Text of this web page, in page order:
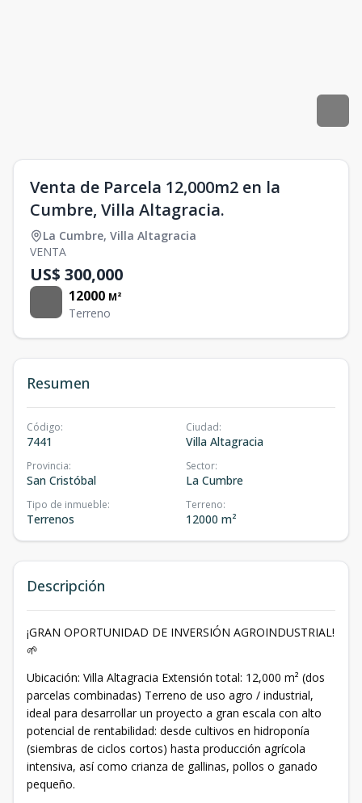
Venta de Parcela 12,000m2 en la
Cumbre, Villa Altagracia.
La Cumbre, Villa Altagracia
VENTA
US$ 300,000
12000 M²
Terreno
Resumen
Código:
7441
Ciudad:
Villa Altagracia
Provincia:
San Cristóbal
Sector:
La Cumbre
Tipo de inmueble:
Terrenos
Terreno:
12000 m²
Descripción
¡GRAN OPORTUNIDAD DE INVERSIÓN AGROINDUSTRIAL!
🌱
Ubicación: Villa Altagracia Extensión total: 12,000 m² (dos
parcelas combinadas) Terreno de uso agro / industrial,
ideal para desarrollar un proyecto a gran escala con alto
potencial de rentabilidad: desde cultivos en hidroponía
(siembras de ciclos cortos) hasta producción agrícola
intensiva, así como crianza de gallinas, pollos o ganado
pequeño.